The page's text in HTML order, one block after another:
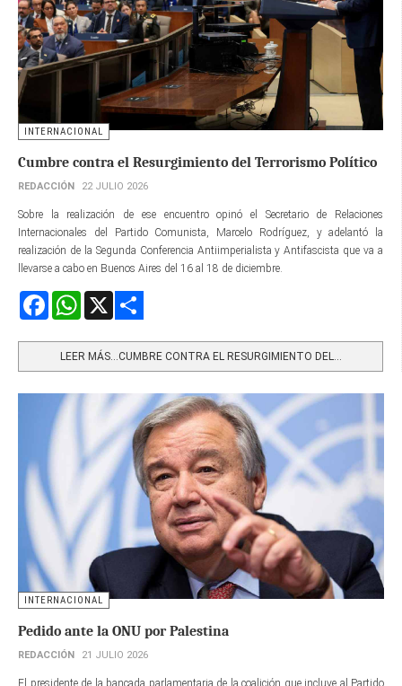
INTERNACIONAL
Cumbre contra el Resurgimiento del Terrorismo Político
REDACCIÓN 22 JULIO 2026
Sobre la realización de ese encuentro opinó el Secretario de Relaciones
Internacionales del Partido Comunista, Marcelo Rodríguez, y adelantó la
realización de la Segunda Conferencia Antiimperialista y Antifascista que va a
llevarse a cabo en Buenos Aires del 16 al 18 de diciembre.
FacebookWhatsApp
LEER MÁS…CUMBRE CONTRA EL RESURGIMIENTO DEL...
INTERNACIONAL
Pedido ante la ONU por Palestina
REDACCIÓN 21 JULIO 2026
El presidente de la bancada parlamentaria de la coalición que incluye al Partido